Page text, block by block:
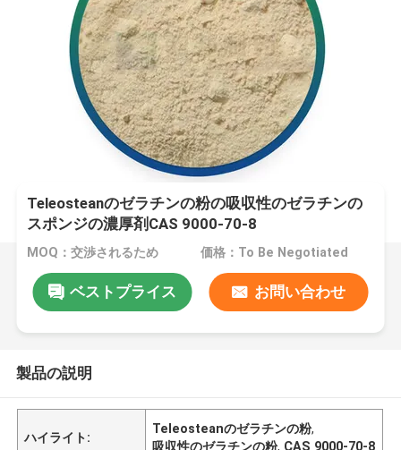
Teleosteanのゼラチンの粉の吸収性のゼラチンの
スポンジの濃厚剤CAS 9000-70-8
MOQ：交渉されるため 価格：To Be Negotiated
ベストプライス お問い合わせ
製品の説明
ハイライト:
Teleosteanのゼラチンの粉,
吸収性のゼラチンの粉, CAS 9000-70-8